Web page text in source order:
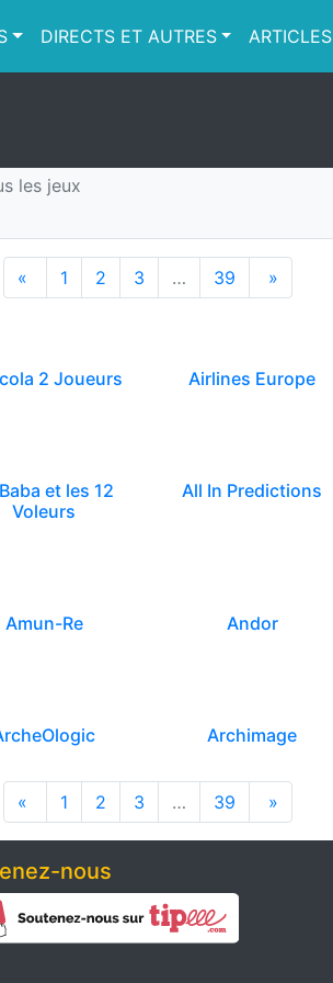
DIRECTS ET AUTRES ARTICLES
les jeux
« 1 2 3 … 39 »
2 Joueurs Airlines Europe
et les 12
Voleurs
All In Predictions
Amun-Re Andor
Archimage
« 1 2 3 … 39 »
nous